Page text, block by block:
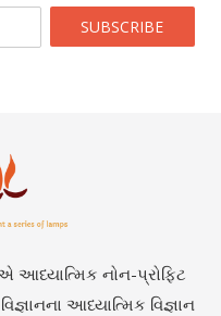
SUBSCRIBE
આધ્યાત્મિક નોન-પ્રોફિટ
આધ્યાત્મિક વિજ્ઞાન